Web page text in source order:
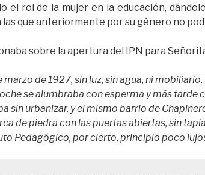
el rol de la mujer en la educación,
que anteriormente por su género no
sobre la apertura del IPN para
marzo de 1927, sin luz, sin agua, ni
se alumbraba con esperma y más tarde
sin urbanizar, y el mismo barrio de
de piedra con las puertas abiertas, sin
Pedagógico, por cierto, principio poco